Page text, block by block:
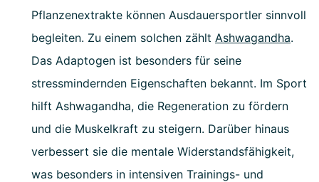
Pflanzenextrakte können Ausdauersportler sinnvoll
begleiten. Zu einem solchen zählt Ashwagandha.
Das Adaptogen ist besonders für seine
stressmindernden Eigenschaften bekannt. Im Sport
hilft Ashwagandha, die Regeneration zu fördern
und die Muskelkraft zu steigern. Darüber hinaus
verbessert sie die mentale Widerstandsfähigkeit,
was besonders in intensiven Trainings- und